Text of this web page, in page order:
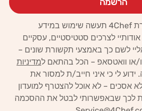
אני מסכים/ה כי חברת 4Chef תעשה שימוש במידע
לצרכים סטטיסטיים, עסקיים
לשם כך באמצעי תקשורת שונים –
מדיניות
ידוע לי כי איני חייב/ת למסור את
אסכים – לא אוכל להצטרף למועדון
לכך שבאפשרותי לבטל את ההסכמה